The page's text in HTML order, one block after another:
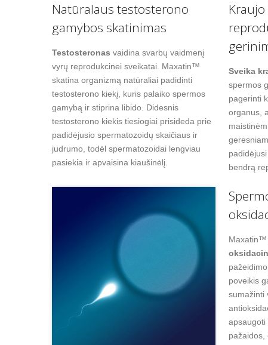
Natūralaus testosterono
gamybos skatinimas
Testosteronas vaidina svarbų vaidmenį
vyrų reprodukcinei sveikatai. Maxatin™
skatina organizmą natūraliai padidinti
testosterono kiekį, kuris palaiko spermos
gamybą ir stiprina libido. Didesnis
testosterono kiekis tiesiogiai prisideda prie
padidėjusio spermatozoidų skaičiaus ir
judrumo, todėl spermatozoidai lengviau
pasiekia ir apvaisina kiaušinėlį.
Sveika
spermos
pagerinti
organus,
bendrą
poveikis
sumažinti
apsaugoti
pažaidos,